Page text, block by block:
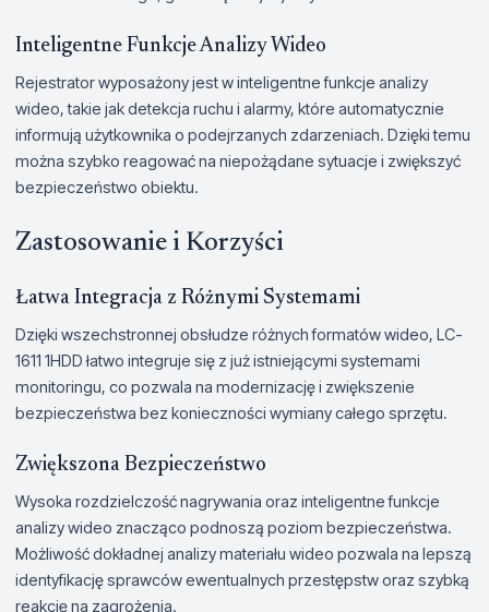
Inteligentne Funkcje Analizy Wideo
Rejestrator wyposażony jest w inteligentne funkcje analizy
wideo, takie jak detekcja ruchu i alarmy, które automatycznie
informują użytkownika o podejrzanych zdarzeniach. Dzięki temu
można szybko reagować na niepożądane sytuacje i zwiększyć
bezpieczeństwo obiektu.
Zastosowanie i Korzyści
Łatwa Integracja z Różnymi Systemami
Dzięki wszechstronnej obsłudze różnych formatów wideo, LC-
1611 1HDD łatwo integruje się z już istniejącymi systemami
monitoringu, co pozwala na modernizację i zwiększenie
bezpieczeństwa bez konieczności wymiany całego sprzętu.
Zwiększona Bezpieczeństwo
Wysoka rozdzielczość nagrywania oraz inteligentne funkcje
analizy wideo znacząco podnoszą poziom bezpieczeństwa.
Możliwość dokładnej analizy materiału wideo pozwala na lepszą
identyfikację sprawców ewentualnych przestępstw oraz szybką
reakcję na zagrożenia.